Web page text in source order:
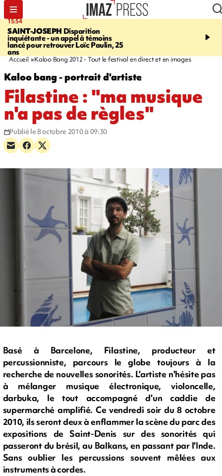
15:54
SAINT-JOSEPH Disparition
inquiétante - un appel à témoins
lancé pour retrouver Loïc Paulin, 25
ans
17:52
dimanche pour
Accueil Kaloo Bang 2012 - Tout le festival en direct et en images
Kaloo bang - portrait d'artiste
Filastine : "ma musique
n'a pas de règles"
Publié le 8 octobre 2010 à 09:30
Basé à Barcelone, Filastine, producteur et
percussionniste, parcours le globe toujours à la
recherche de nouvelles sonorités. L'artiste n'hésite pas
à mélanger musique électronique, violoncelle,
darbuka, le tout accompagné d'un caddie de
supermarché amplifié. Ce vendredi soir du 8 octobre
2010, ils seront deux à enflammer la scène du parc des
expositions de Saint-Denis sur des sonorités qui
passeront du brésil, au Balkans, en passant par l'Inde.
Sans oublier les percussions souvent mêlées aux
instruments à cordes.